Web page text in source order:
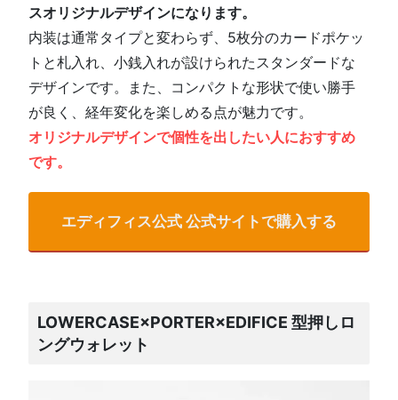
スオリジナルデザインになります。
内装は通常タイプと変わらず、5枚分のカードポケッ
トと札入れ、小銭入れが設けられたスタンダードな
デザインです。また、コンパクトな形状で使い勝手
が良く、経年変化を楽しめる点が魅力です。
オリジナルデザインで個性を出したい人におすすめ
です。
エディフィス公式 公式サイトで購入する
LOWERCASE×PORTER×EDIFICE 型押しロ
ングウォレット